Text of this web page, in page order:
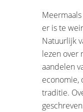
er is te
Natuurlijk
lezen over
aandelen
economie,
traditie.